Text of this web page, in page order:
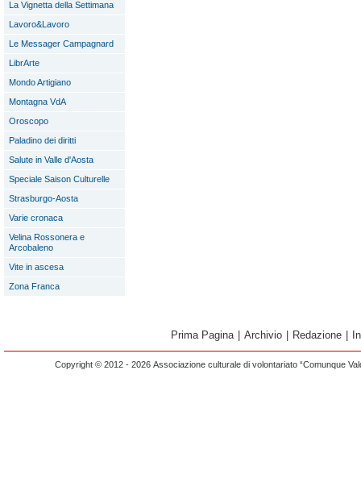
La Vignetta della Settimana
Lavoro&Lavoro
Le Messager Campagnard
LibrArte
Mondo Artigiano
Montagna VdA
Oroscopo
Paladino dei diritti
Salute in Valle d'Aosta
Speciale Saison Culturelle
Strasburgo-Aosta
Varie cronaca
Velina Rossonera e
Arcobaleno
Vite in ascesa
Zona Franca
Prima Pagina Archivio Redazione
Copyright © 2012 - 2026 Associazione culturale di volontariato “Comunque